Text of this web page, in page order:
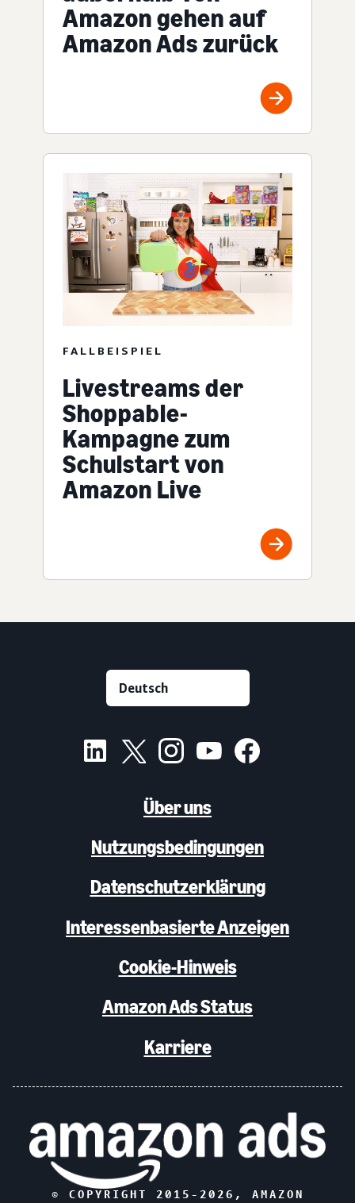
Amazon gehen auf
Amazon Ads zurück
FALLBEISPIEL
Livestreams der
Shoppable-
Kampagne zum
Schulstart von
Amazon Live
Über uns
Nutzungsbedingungen
Datenschutzerklärung
Interessenbasierte Anzeigen
Cookie-Hinweis
Amazon Ads Status
Karriere
© COPYRIGHT 2015- 2026 , AMAZON